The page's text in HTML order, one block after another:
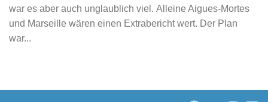
war es aber auch unglaublich viel. Alleine Aigues-Mortes
und Marseille wären einen Extrabericht wert. Der Plan
war...